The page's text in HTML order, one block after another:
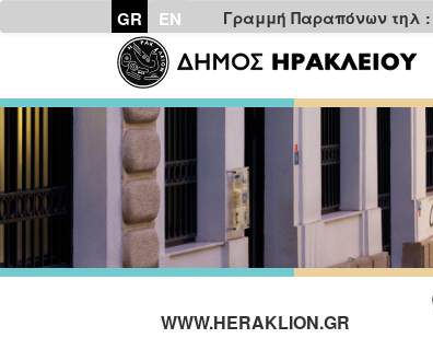
GR EN Γραμμή Παραπόνων τηλ :
WWW.HERAKLION.GR